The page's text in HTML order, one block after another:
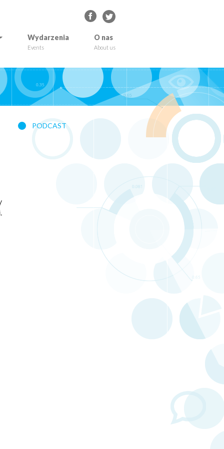
Wydarzenia
Events
O nas
About us
PODCAST